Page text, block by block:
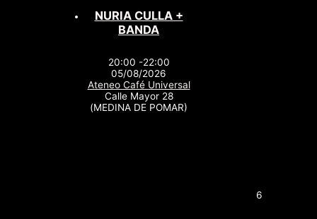
NURIA CULLA +
BANDA
20:00 -22:00
05/08/2026
Ateneo Café Universal
Calle Mayor 28
(MEDINA DE POMAR)
6